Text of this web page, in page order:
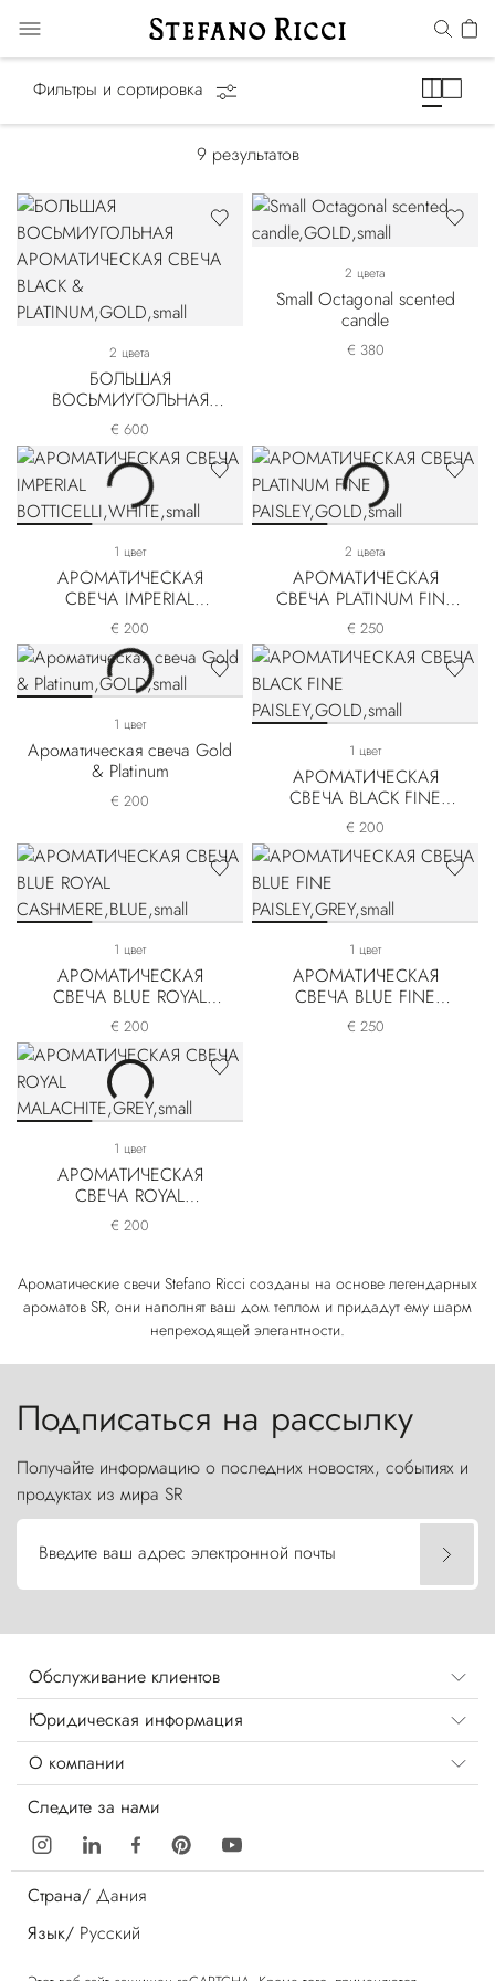
Фильтры и сортировка
9 результатов
2 цвета
БОЛЬШАЯ
ВОСЬМИУГОЛЬНАЯ
АРОМАТИЧЕСКАЯ
СВЕЧА BLACK &
PLATINUM
€ 600
2 цвета
Small Octagonal scented
candle
€ 380
1 цвет
АРОМАТИЧЕСКАЯ
СВЕЧА IMPERIAL
BOTTICELLI
€ 200
2 цвета
АРОМАТИЧЕСКАЯ
СВЕЧА PLATINUM FINE
PAISLEY
€ 250
1 цвет
Ароматическая свеча Gold
& Platinum
€ 200
1 цвет
АРОМАТИЧЕСКАЯ
СВЕЧА BLACK FINE
PAISLEY
€ 200
1 цвет
АРОМАТИЧЕСКАЯ
СВЕЧА BLUE ROYAL
CASHMERE
€ 200
1 цвет
АРОМАТИЧЕСКАЯ
СВЕЧА BLUE FINE
PAISLEY
€ 250
1 цвет
АРОМАТИЧЕСКАЯ
СВЕЧА ROYAL
MALACHITE
€ 200
Ароматические свечи Stefano Ricci созданы на основе легендарных
ароматов SR, они наполнят ваш дом теплом и придадут ему шарм
непреходящей элегантности.
Подписаться на рассылку
Получайте информацию о последних новостях, событиях и
продуктах из мира SR
Введите ваш адрес электронной почты
Обслуживание клиентов
Юридическая информация
О компании
Следите за нами
Страна/ Дания
Язык/ Русский